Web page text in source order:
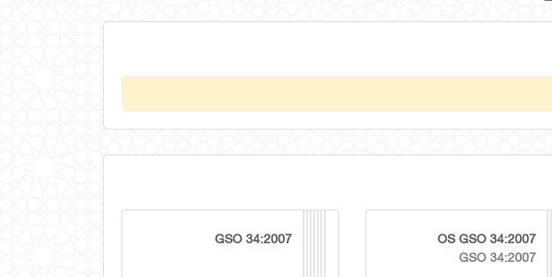
OS GSO 34:2007
GSO 34:2007
GSO 34:2007